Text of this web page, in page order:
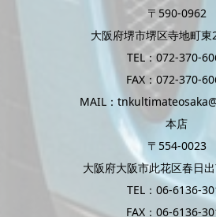
〒590-0962
大阪府堺市堺区寺地町
TEL：072-370-
FAX：072-370-
MAIL：
本店
〒554-0023
大阪府大阪市此花区春日
TEL：06-6136-
FAX：06-6136-